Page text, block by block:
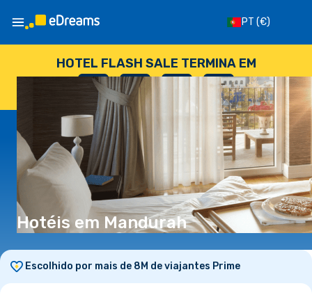
PT (€)
HOTEL FLASH SALE TERMINA EM
--
DIAS
: --
HORAS
: --
SEGUNDOS
Hotéis em Mandurah
Escolhido por mais de 8M de viajantes Prime